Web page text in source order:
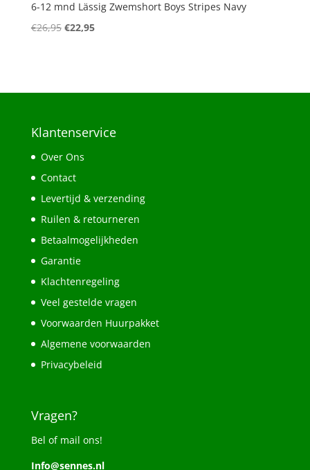
6-12 mnd Lässig Zwemshort Boys Stripes Navy
€26,95 Oorspronkelijke
€22,95Huidige
Klantenservice
Over Ons
Contact
Levertijd & verzending
Ruilen & retourneren
Betaalmogelijkheden
Garantie
Klachtenregeling
Veel gestelde vragen
Voorwaarden Huurpakket
Algemene voorwaarden
Privacybeleid
Vragen?
Bel of mail ons!
Info@sennes.nl